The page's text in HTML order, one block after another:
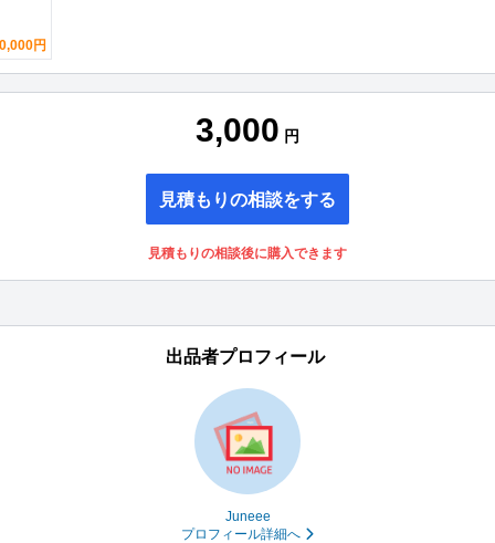
円
3,000 円
見積もりの相談をする
見積もりの相談後に購入できます
出品者プロフィール
Juneee
プロフィール詳細へ